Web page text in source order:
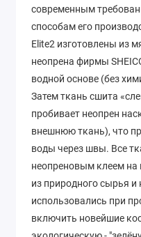
современным
способам его
Elite2 изготовлены из
неопрена фирмы
водной основе (без
Затем ткань сшита
пробивает неопрен
внешнюю ткань), что
воды через швы. Все
неопреновым клеем на
из природного сырья
использовались при
включить новейшие